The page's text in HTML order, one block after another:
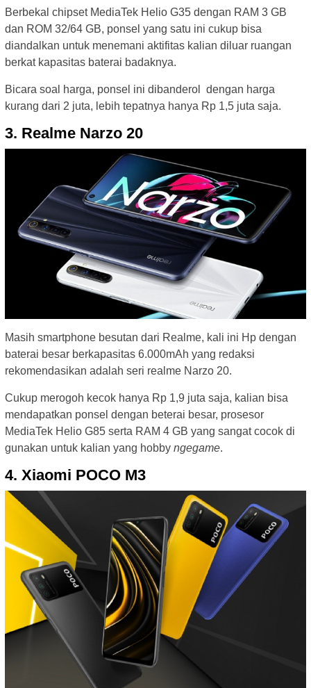
Berbekal chipset MediaTek Helio G35 dengan RAM 3 GB
dan ROM 32/64 GB, ponsel yang satu ini cukup bisa
diandalkan untuk menemani aktifitas kalian diluar ruangan
berkat kapasitas baterai badaknya.
Bicara soal harga, ponsel ini dibanderol dengan harga
kurang dari 2 juta, lebih tepatnya hanya Rp 1,5 juta saja.
3. Realme Narzo 20
Masih smartphone besutan dari Realme, kali ini Hp dengan
baterai besar berkapasitas 6.000mAh yang redaksi
rekomendasikan adalah seri realme Narzo 20.
Cukup merogoh kecok hanya Rp 1,9 juta saja, kalian bisa
mendapatkan ponsel dengan beterai besar, prosesor
MediaTek Helio G85 serta RAM 4 GB yang sangat cocok di
gunakan untuk kalian yang hobby ngegame.
4. Xiaomi POCO M3